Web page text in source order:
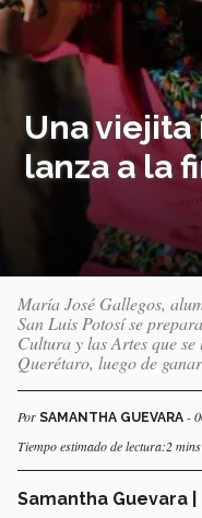
Una viejita
lanza a la
María José Gallegos,
San Luis Potosí se
Cultura y las Artes que
Querétaro, luego de
Por SAMANTHA GUEVARA -
Tiempo estimado de lectura:2 mins
Samantha Guevara